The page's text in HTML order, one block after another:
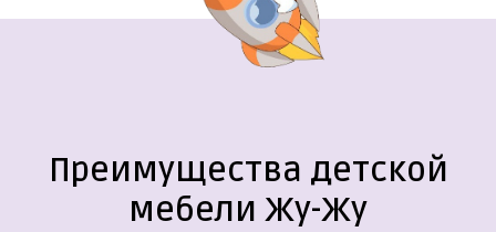
Преимущества детской
мебели Жу-Жу